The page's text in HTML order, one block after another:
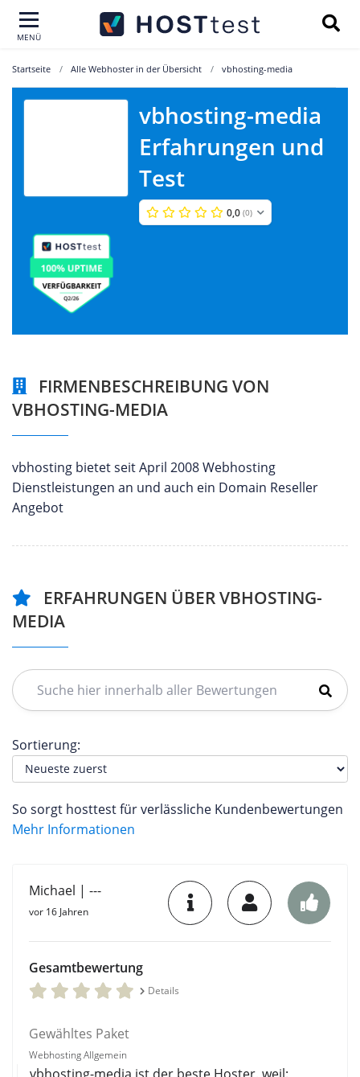
MENÜ
Startseite Alle Webhoster in der Übersicht vbhosting-media
vbhosting-media
Erfahrungen und
Test
0,0 (0)
FIRMENBESCHREIBUNG VON
VBHOSTING-MEDIA
vbhosting bietet seit April 2008 Webhosting
Dienstleistungen an und auch ein Domain Reseller
Angebot
ERFAHRUNGEN ÜBER VBHOSTING-
MEDIA
Sortierung:
So sorgt hosttest für verlässliche Kundenbewertungen
Mehr Informationen
Michael | ---
vor 16 Jahren
Gesamtbewertung
Details
Gewähltes Paket
Webhosting Allgemein
vbhosting-media ist der beste Hoster, weil: